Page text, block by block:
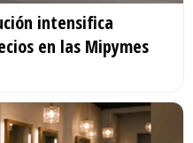
intensifica
en las Mipymes